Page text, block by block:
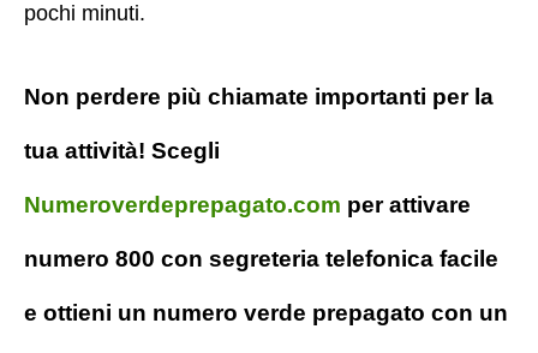
pochi minuti.
Non perdere più chiamate importanti per la
tua attività! Scegli
Numeroverdeprepagato.com per attivare
numero 800 con segreteria telefonica facile
e ottieni un numero verde prepagato con un